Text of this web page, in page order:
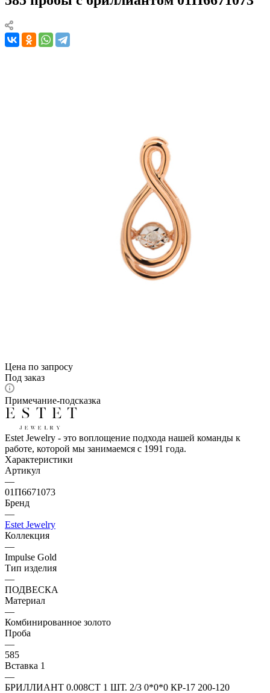
Цена по запросу
Под заказ
Примечание-подсказка
Estet Jewelry - это воплощение подхода нашей команды к
работе, которой мы занимаемся с 1991 года.
Характеристики
Артикул
—
01П6671073
Бренд
—
Estet Jewelry
Коллекция
—
Impulse Gold
Тип изделия
—
ПОДВЕСКА
Материал
—
Комбинированное золото
Проба
—
585
Вставка 1
—
БРИЛЛИАНТ 0.008CT 1 ШТ. 2/3 0*0*0 КР-17 200-120